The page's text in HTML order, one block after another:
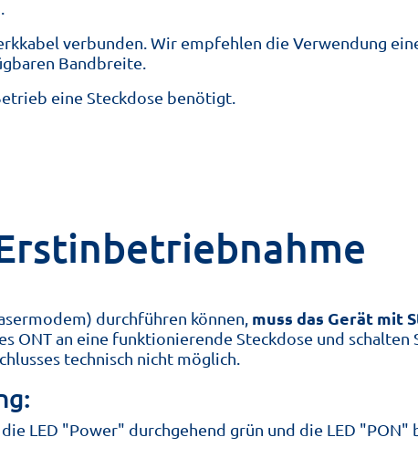
verbunden. Wir empfehlen die Verwendung
Bandbreite.
eine Steckdose benötigt.
durchführen können, muss das Gerät mit
ONT an eine funktionierende Steckdose und schalten
technisch nicht möglich.
LED "Power" durchgehend grün und die LED "PON"